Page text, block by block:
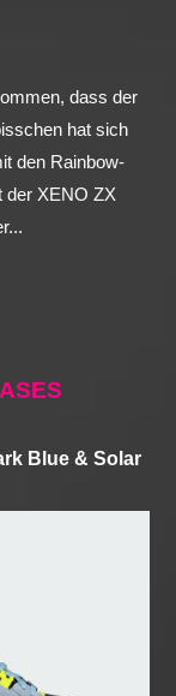
dass der
hat sich
den Rainbow-
der XENO ZX
Blue & Solar